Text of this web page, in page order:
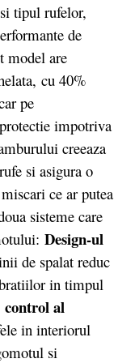
tipul rufelor,
de
model are
cu 40%
pe
impotriva
creeaza
si asigura o
ce ar putea
sisteme care
Design-ul
de spalat reduc
in timpul
control al
in interiorul
si